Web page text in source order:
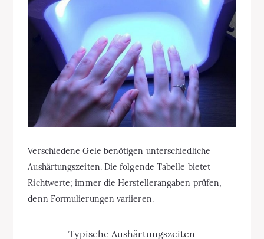
Verschiedene Gele benötigen unterschiedliche
Aushärtungszeiten. Die folgende Tabelle bietet
Richtwerte; immer die Herstellerangaben prüfen,
denn Formulierungen variieren.
Typische Aushärtungszeiten